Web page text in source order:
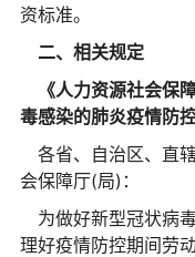
资标准。
二、相关规定
《人力资源社会保
毒感染的肺炎疫情防
各省、自治区、直
会保障厅(局)：
为做好新型冠状病
理好疫情防控期间劳